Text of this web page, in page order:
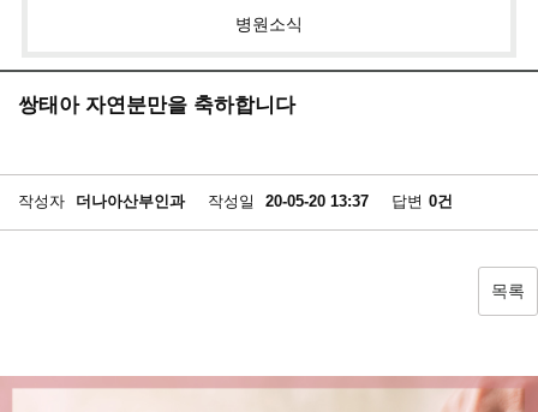
병원소식
쌍태아 자연분만을 축하합니다
작성자 더나아산부인과 작성일 20-05-20 13:37 답변 0건
목록